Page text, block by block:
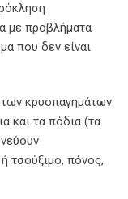
με προβλήματα
που δεν είναι
κρυοπαγημάτων
και τα πόδια (τα
τσούξιμο, πόνος,